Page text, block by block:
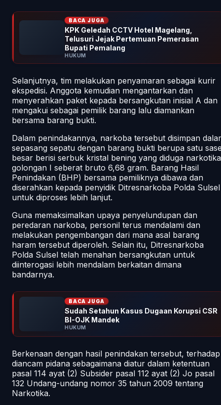
BACA JUGA
KPK Geledah CCTV Hotel Magelang,
Telusuri Jejak Pertemuan Pemerasan
Bupati Pemalang
HUKUM
Selanjutnya, tim melakukan penyamaran sebagai kurir
ekspedisi. Anggota kemudian mengantarkan dan
menyerahkan paket kepada bersangkutan inisial A dan
mengakui sebagai pemilik barang lalu diamankan
bersama barang bukti.
Dalam penindakannya, narkoba tersebut disimpan
sepasang sepatu dengan barang bukti berupa satu
besar berisi serbuk kristal bening yang diduga narkotika
golongan I seberat bruto 6,68 gram. Barang Hasil
Penindakan (BHP) bersama pemiliknya dibawa dan
diserahkan kepada penyidik Ditresnarkoba Polda Sulsel
untuk diproses lebih lanjut.
Guna memaksimalkan upaya penyelundupan dan
peredaran narkoba, personil terus mendalami dan
melakukan pengembangan dari mana asal barang
haram tersebut diperoleh. Selain itu, Ditresnarkoba
Polda Sulsel telah menahan bersangkutan untuk
diinterogasi lebih mendalam berkaitan dimana
bandarnya.
BACA JUGA
Sudah Setahun Kasus Dugaan Korupsi CSR
BI-OJK Mandek
HUKUM
Berkenaan dengan hasil penindakan tersebut, terhadap
diancam pidana sebagaimana diatur dalam ketentuan
pasal 114 ayat (2) Subsider pasal 112 ayat (2) Jo pasal
132 Undang-undang nomor 35 tahun 2009 tentang
Narkotika.